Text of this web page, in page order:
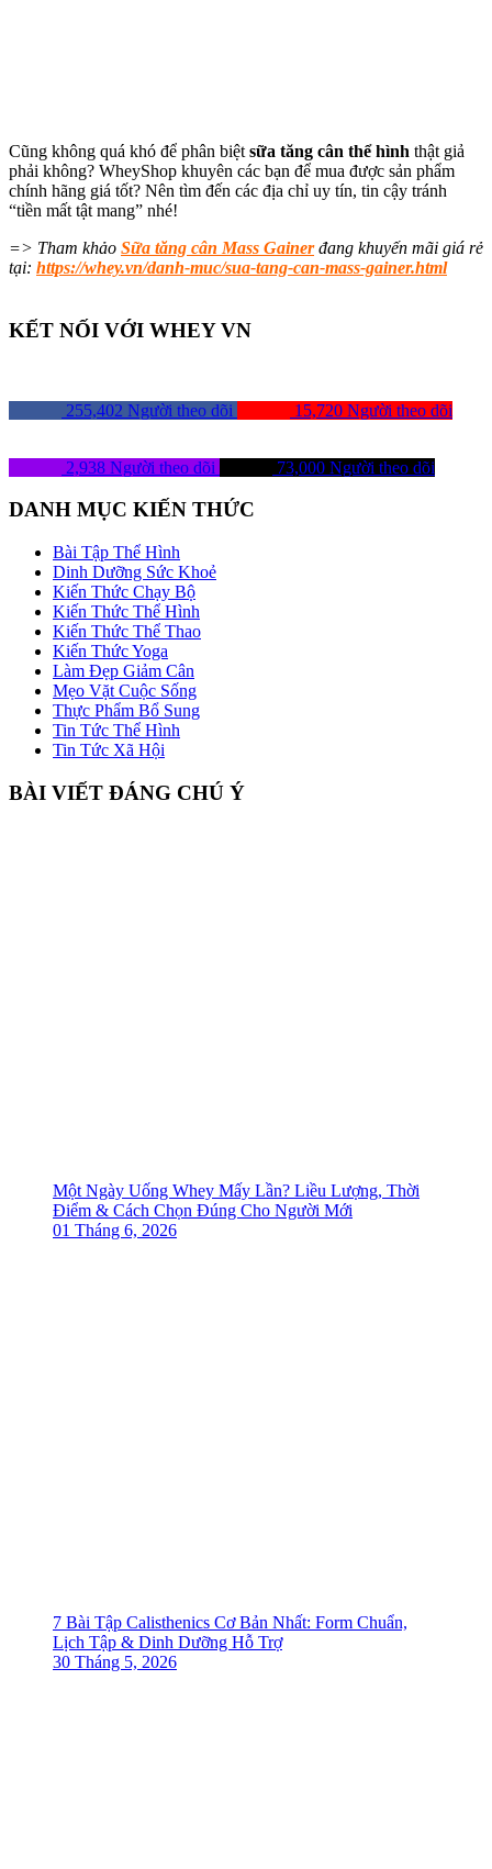
Cũng không quá khó để phân biệt sữa tăng cân thể hình thật giả
phải không? WheyShop khuyên các bạn để mua được sản phẩm
chính hãng giá tốt? Nên tìm đến các địa chỉ uy tín, tin cậy tránh
“tiền mất tật mang” nhé!
=> Tham khảo Sữa tăng cân Mass Gainerđang khuyến mãi giá rẻ
tại: https://whey.vn/danh-muc/sua-tang-can-mass-gainer.html
KẾT NỐI VỚI WHEY VN
255,402 Người theo dõi 15,720 Người theo dõi
2,938 Người theo dõi 73,000 Người theo dõi
DANH MỤC KIẾN THỨC
Bài Tập Thể Hình
Dinh Dưỡng Sức Khoẻ
Kiến Thức Chạy Bộ
Kiến Thức Thể Hình
Kiến Thức Thể Thao
Kiến Thức Yoga
Làm Đẹp Giảm Cân
Mẹo Vặt Cuộc Sống
Thực Phẩm Bổ Sung
Tin Tức Thể Hình
Tin Tức Xã Hội
BÀI VIẾT ĐÁNG CHÚ Ý
Một Ngày Uống Whey Mấy Lần? Liều Lượng, Thời
Điểm & Cách Chọn Đúng Cho Người Mới
01 Tháng 6, 2026
7 Bài Tập Calisthenics Cơ Bản Nhất: Form Chuẩn,
Lịch Tập & Dinh Dưỡng Hỗ Trợ
30 Tháng 5, 2026